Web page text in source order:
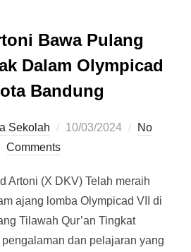
Bawa Pulang
Dalam Olympicad
Bandung
Sekolah
Posted
10/03/2024
No
Comments
Artoni (X DKV) Telah meraih
ajang lomba Olympicad VII di
Tilawah Qur’an Tingkat
dan pelajaran yang